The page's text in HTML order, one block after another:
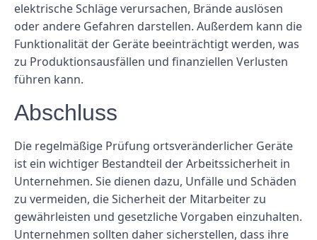
elektrische Schläge verursachen, Brände auslösen
oder andere Gefahren darstellen. Außerdem kann die
Funktionalität der Geräte beeinträchtigt werden, was
zu Produktionsausfällen und finanziellen Verlusten
führen kann.
Abschluss
Die regelmäßige Prüfung ortsveränderlicher Geräte
ist ein wichtiger Bestandteil der Arbeitssicherheit in
Unternehmen. Sie dienen dazu, Unfälle und Schäden
zu vermeiden, die Sicherheit der Mitarbeiter zu
gewährleisten und gesetzliche Vorgaben einzuhalten.
Unternehmen sollten daher sicherstellen, dass ihre